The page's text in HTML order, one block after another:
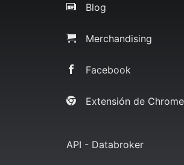
Blog
Merchandising
Facebook
Extensión de Chrome
API - Databroker